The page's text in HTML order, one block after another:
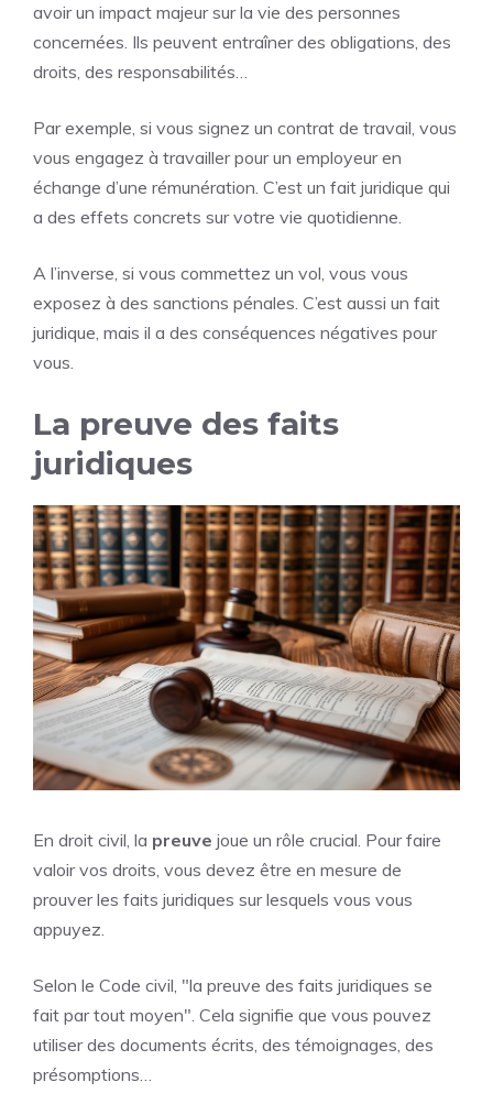
avoir un impact majeur sur la vie des personnes
concernées. Ils peuvent entraîner des obligations, des
droits, des responsabilités…
Par exemple, si vous signez un contrat de travail, vous
vous engagez à travailler pour un employeur en
échange d’une rémunération. C’est un fait juridique qui
a des effets concrets sur votre vie quotidienne.
A l’inverse, si vous commettez un vol, vous vous
exposez à des sanctions pénales. C’est aussi un fait
juridique, mais il a des conséquences négatives pour
vous.
La preuve des faits
juridiques
En droit civil, la preuve joue un rôle crucial. Pour faire
valoir vos droits, vous devez être en mesure de
prouver les faits juridiques sur lesquels vous vous
appuyez.
Selon le Code civil, "la preuve des faits juridiques se
fait par tout moyen". Cela signifie que vous pouvez
utiliser des documents écrits, des témoignages, des
présomptions…